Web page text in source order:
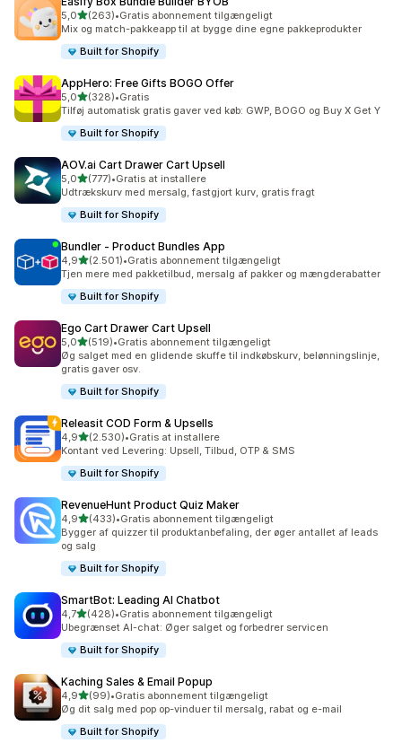
5,0ud af 5 stjerner
(263)
263 anmeldelser i alt
•Gratis abonnement tilgængeligt
Mix og match-pakkeapp til at bygge dine egne pakkeprodukter
Built for Shopify
AppHero: Free Gifts BOGO Offer
5,0ud af 5 stjerner
(328)
328 anmeldelser i alt
•Gratis
Tilføj automatisk gratis gaver ved køb: GWP, BOGO og Buy X Get Y
Built for Shopify
AOV.ai Cart Drawer Cart Upsell
5,0ud af 5 stjerner
(777)
777 anmeldelser i alt
•Gratis at installere
Udtrækskurv med mersalg, fastgjort kurv, gratis fragt
Built for Shopify
Bundler ‑ Product Bundles App
4,9ud af 5 stjerner
(2.501)
2501 anmeldelser i alt
•Gratis abonnement tilgængeligt
Tjen mere med pakketilbud, mersalg af pakker og mængderabatter
Built for Shopify
Ego Cart Drawer Cart Upsell
5,0ud af 5 stjerner
(519)
519 anmeldelser i alt
•Gratis abonnement tilgængeligt
Øg salget med en glidende skuffe til indkøbskurv, belønningslinje,
gratis gaver osv.
Built for Shopify
Releasit COD Form & Upsells
4,9ud af 5 stjerner
(2.530)
2530 anmeldelser i alt
•Gratis at installere
Kontant ved Levering: Upsell, Tilbud, OTP & SMS
Built for Shopify
RevenueHunt Product Quiz Maker
4,9ud af 5 stjerner
(433)
433 anmeldelser i alt
•Gratis abonnement tilgængeligt
Bygger af quizzer til produktanbefaling, der øger antallet af leads
og salg
Built for Shopify
SmartBot: Leading AI Chatbot
4,7ud af 5 stjerner
(428)
428 anmeldelser i alt
•Gratis abonnement tilgængeligt
Ubegrænset AI-chat: Øger salget og forbedrer servicen
Built for Shopify
Kaching Sales & Email Popup
4,9ud af 5 stjerner
(99)
99 anmeldelser i alt
•Gratis abonnement tilgængeligt
Øg dit salg med pop op-vinduer til mersalg, rabat og e-mail
Built for Shopify